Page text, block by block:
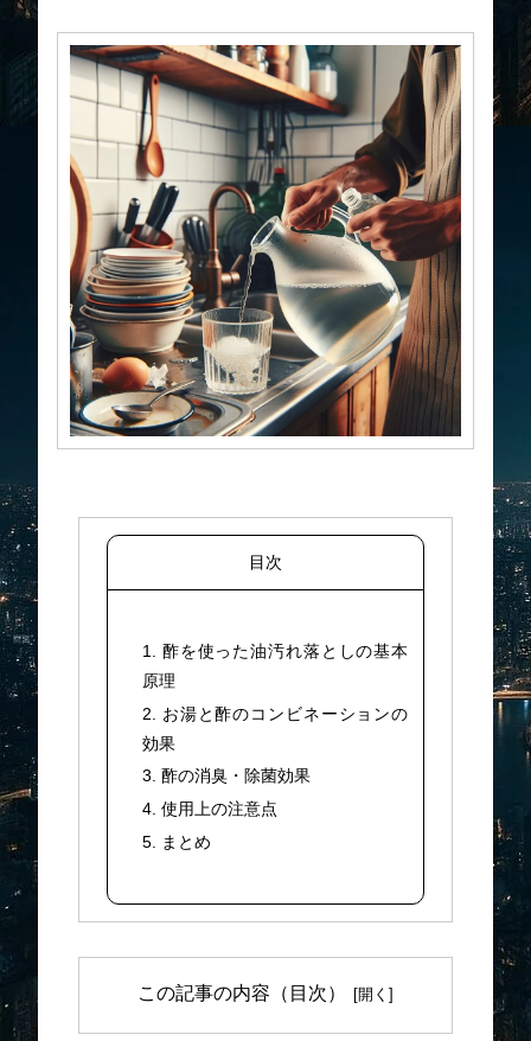
目次
1. 酢を使った油汚れ落としの基本
原理
2. お湯と酢のコンビネーションの
効果
3. 酢の消臭・除菌効果
4. 使用上の注意点
5. まとめ
この記事の内容（目次）